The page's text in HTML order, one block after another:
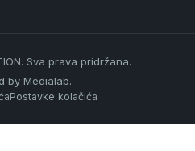
Sva prava pridržana.
by Medialab.
Postavke kolačića